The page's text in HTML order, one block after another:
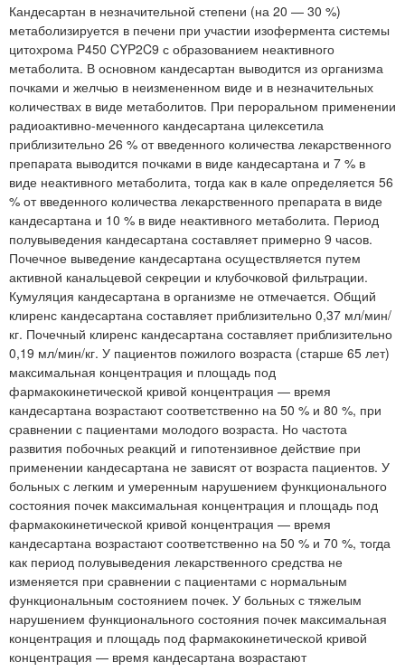
Кандесартан в незначительной степени (на 20 — 30 %)
метаболизируется в печени при участии изофермента системы
цитохрома P450 CYP2C9 с образованием неактивного
метаболита. В основном кандесартан выводится из организма
почками и желчью в неизмененном виде и в незначительных
количествах в виде метаболитов. При пероральном применении
радиоактивно-меченного кандесартана цилексетила
приблизительно 26 % от введенного количества лекарственного
препарата выводится почками в виде кандесартана и 7 % в
виде неактивного метаболита, тогда как в кале определяется 56
% от введенного количества лекарственного препарата в виде
кандесартана и 10 % в виде неактивного метаболита. Период
полувыведения кандесартана составляет примерно 9 часов.
Почечное выведение кандесартана осуществляется путем
активной канальцевой секреции и клубочковой фильтрации.
Кумуляция кандесартана в организме не отмечается. Общий
клиренс кандесартана составляет приблизительно 0,37 мл/мин/
кг. Почечный клиренс кандесартана составляет приблизительно
0,19 мл/мин/кг. У пациентов пожилого возраста (старше 65 лет)
максимальная концентрация и площадь под
фармакокинетической кривой концентрация — время
кандесартана возрастают соответственно на 50 % и 80 %, при
сравнении с пациентами молодого возраста. Но частота
развития побочных реакций и гипотензивное действие при
применении кандесартана не зависят от возраста пациентов. У
больных с легким и умеренным нарушением функционального
состояния почек максимальная концентрация и площадь под
фармакокинетической кривой концентрация — время
кандесартана возрастают соответственно на 50 % и 70 %, тогда
как период полувыведения лекарственного средства не
изменяется при сравнении с пациентами с нормальным
функциональным состоянием почек. У больных с тяжелым
нарушением функционального состояния почек максимальная
концентрация и площадь под фармакокинетической кривой
концентрация — время кандесартана возрастают